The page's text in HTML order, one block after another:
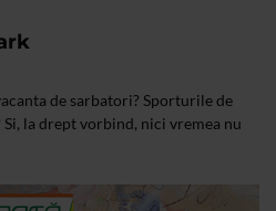
de sarbatori? Sporturile de
la drept vorbind, nici vremea nu